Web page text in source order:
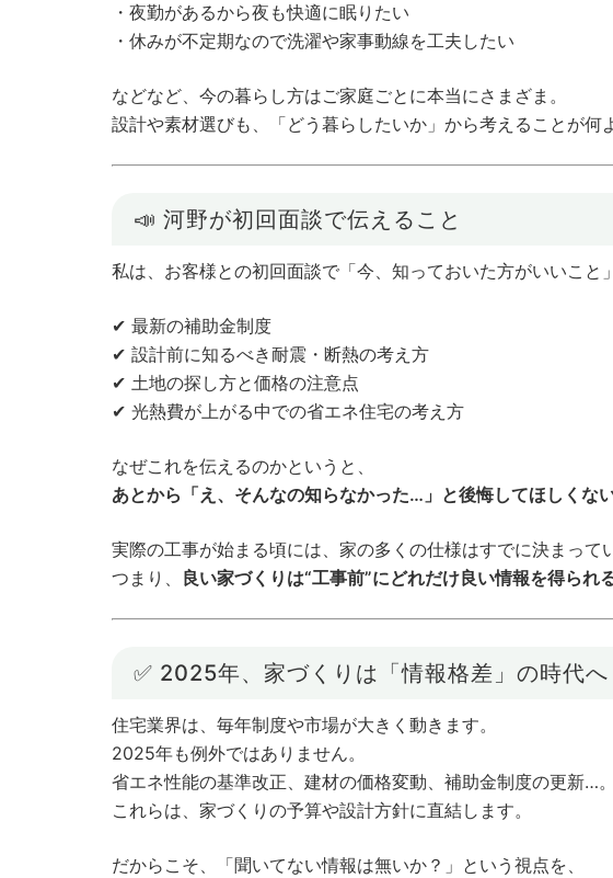
・夜勤があるから夜も快適に眠りたい
・休みが不定期なので洗濯や家事動線を工夫したい
などなど、今の暮らし方はご家庭ごとに本当にさまざま。
設計や素材選びも、「どう暮らしたいか」から考えることが何
📣 河野が初回面談で伝えること
私は、お客様との初回面談で「今、知っておいた方がいいこと
✔ 最新の補助金制度
✔ 設計前に知るべき耐震・断熱の考え方
✔ 土地の探し方と価格の注意点
✔ 光熱費が上がる中での省エネ住宅の考え方
なぜこれを伝えるのかというと、
あとから「え、そんなの知らなかった…」と後悔してほしくない
実際の工事が始まる頃には、家の多くの仕様はすでに決まって
つまり、 良い家づくりは“工事前”にどれだけ良い情報を得られ
✅ 2025年、家づくりは「情報格差」の時代へ
住宅業界は、毎年制度や市場が大きく動きます。
2025年も例外ではありません。
省エネ性能の基準改正、建材の価格変動、補助金制度の更新…。
これらは、家づくりの予算や設計方針に直結します。
だからこそ、「聞いてない情報は無いか？」という視点を、